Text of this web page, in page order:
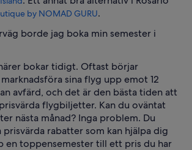
by NOMAD GURU.
borde jag boka min semester i
bokar tidigt. Oftast börjar
sina flyg upp emot 12
avfärd, och det är den bästa tiden att
flygbiljetter. Kan du oväntat
nästa månad? Inga problem. Du
prisvärda rabatter som kan hjälpa dig
en toppensemester till ett pris du har